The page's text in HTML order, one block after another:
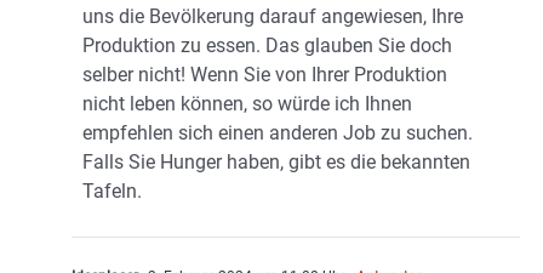
uns die Bevölkerung darauf angewiesen, Ihre
Produktion zu essen. Das glauben Sie doch
selber nicht! Wenn Sie von Ihrer Produktion
nicht leben können, so würde ich Ihnen
empfehlen sich einen anderen Job zu suchen.
Falls Sie Hunger haben, gibt es die bekannten
Tafeln.